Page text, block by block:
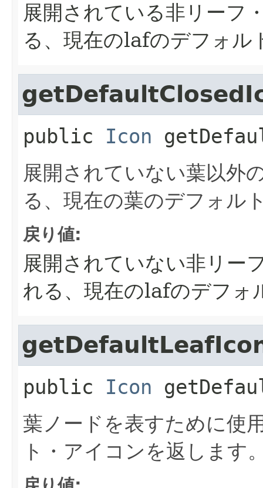
展開されている非リーフ
る、現在のlafのデフォル
public Icon
展開されていない葉以外
る、現在の葉のデフォル
戻り値:
展開されていない非リー
れる、現在のlafのデフォ
public Icon
葉ノードを表すために使
ト・アイコンを返します